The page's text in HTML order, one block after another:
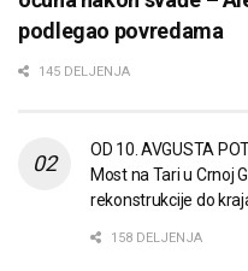
podlegao povredama
145 DELJENJA
OD 10. AVGUSTA
Most na Tari u Crnoj
rekonstrukcije do
158 DELJENJA